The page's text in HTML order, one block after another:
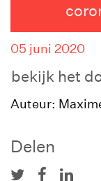
05 juni 2020
bekijk het
Auteur:
Delen